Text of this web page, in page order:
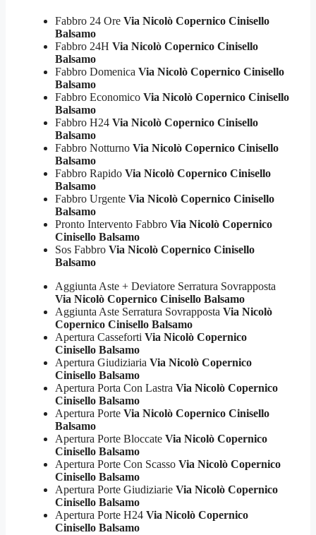
Fabbro 24 Ore Via Nicolò Copernico Cinisello
Balsamo
Fabbro 24H Via Nicolò Copernico Cinisello
Balsamo
Fabbro Domenica Via Nicolò Copernico Cinisello
Balsamo
Fabbro Economico Via Nicolò Copernico Cinisello
Balsamo
Fabbro H24 Via Nicolò Copernico Cinisello
Balsamo
Fabbro Notturno Via Nicolò Copernico Cinisello
Balsamo
Fabbro Rapido Via Nicolò Copernico Cinisello
Balsamo
Fabbro Urgente Via Nicolò Copernico Cinisello
Balsamo
Pronto Intervento Fabbro Via Nicolò Copernico
Cinisello Balsamo
Sos Fabbro Via Nicolò Copernico Cinisello
Balsamo
Aggiunta Aste + Deviatore Serratura Sovrapposta
Via Nicolò Copernico Cinisello Balsamo
Aggiunta Aste Serratura Sovrapposta Via Nicolò
Copernico Cinisello Balsamo
Apertura Casseforti Via Nicolò Copernico
Cinisello Balsamo
Apertura Giudiziaria Via Nicolò Copernico
Cinisello Balsamo
Apertura Porta Con Lastra Via Nicolò Copernico
Cinisello Balsamo
Apertura Porte Via Nicolò Copernico Cinisello
Balsamo
Apertura Porte Bloccate Via Nicolò Copernico
Cinisello Balsamo
Apertura Porte Con Scasso Via Nicolò Copernico
Cinisello Balsamo
Apertura Porte Giudiziarie Via Nicolò Copernico
Cinisello Balsamo
Apertura Porte H24 Via Nicolò Copernico
Cinisello Balsamo